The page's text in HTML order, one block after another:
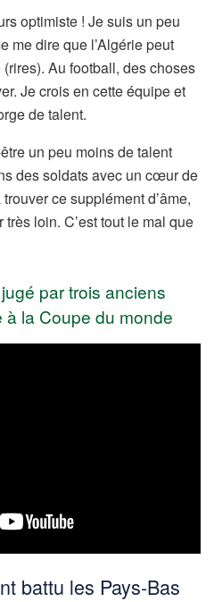
optimiste ! Je suis un peu
me dire que l’Algérie peut
Au football, des choses
Je crois en cette équipe et
de talent.
un peu moins de talent
des soldats avec un cœur de
ce supplément d’âme,
loin. C’est tout le mal que
par trois anciens
à la Coupe du monde
battu les Pays-Bas